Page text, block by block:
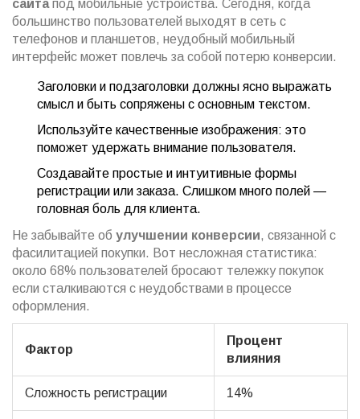
сайтапод мобильные устройства. Сегодня, когда
большинство пользователей выходят в сеть с
телефонов и планшетов, неудобный мобильный
интерфейс может повлечь за собой потерю конверсии.
Заголовки и подзаголовки должны ясно выражать
смысл и быть сопряжены с основным текстом.
Используйте качественные изображения: это
поможет удержать внимание пользователя.
Создавайте простые и интуитивные формы
регистрации или заказа. Слишком много полей —
головная боль для клиента.
Не забывайте об улучшении конверсии, связанной с
фасилитацией покупки. Вот несложная статистика:
около 68% пользователей бросают тележку покупок
если сталкиваются с неудобствами в процессе
оформления.
Фактор
Процент
влияния
Сложность регистрации 14%